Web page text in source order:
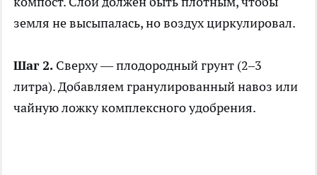
земля не высыпалась, но воздух циркулировал.
Шаг 2. Сверху — плодородный грунт (2–3
литра). Добавляем гранулированный навоз или
чайную ложку комплексного удобрения.